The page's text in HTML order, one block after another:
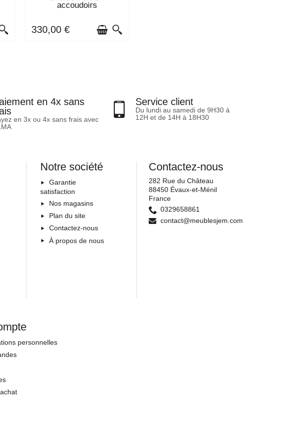
SEMAINES
accoudoirs
330,00 €
en 4x sans
en 3x ou 4x sans frais avec
Service client
Du lundi au samedi de 9H30 à
12H et de 14H à 18H30
Notre société
Garantie
satisfaction
Nos magasins
Plan du site
Contactez-nous
À propos de nous
Contactez-nous
282 Rue du Château
88450 Évaux-et-Ménil
France
0329658861
contact@meublesjem.com
personnelles